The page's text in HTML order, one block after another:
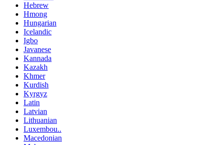
Hebrew
Hmong
Hungarian
Icelandic
Igbo
Javanese
Kannada
Kazakh
Khmer
Kurdish
Kyrgyz
Latin
Latvian
Lithuanian
Luxembou..
Macedonian